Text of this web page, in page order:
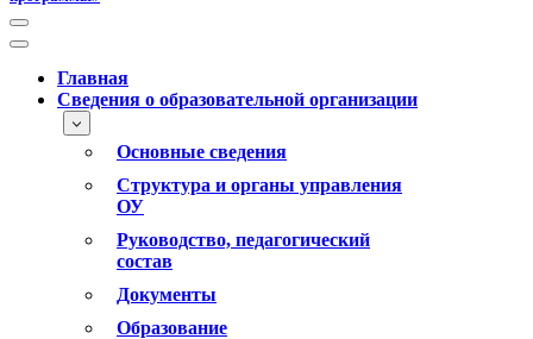
Меню
навигации
Меню
навигацииГлавная
Сведения о образовательной организации
Основные сведения
Структура и органы управления
ОУ
Руководство, педагогический
состав
Документы
Образование